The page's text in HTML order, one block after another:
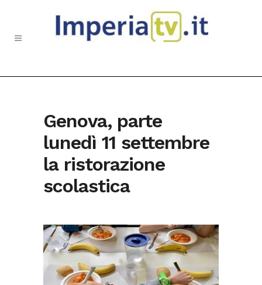
Genova, parte
lunedì 11 settembre
la ristorazione
scolastica